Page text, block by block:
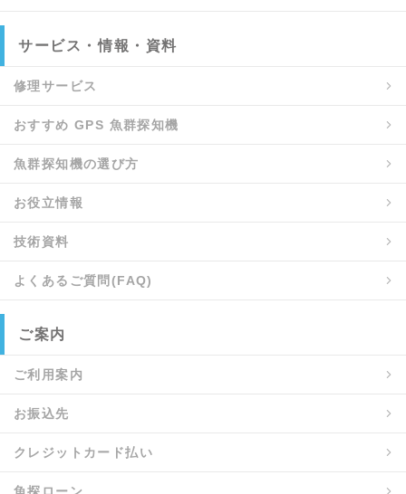
サービス・情報・資料
修理サービス
おすすめ GPS 魚群探知機
魚群探知機の選び方
お役立情報
技術資料
よくあるご質問(FAQ)
ご案内
ご利用案内
お振込先
クレジットカード払い
魚探ローン